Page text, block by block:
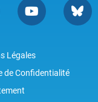
Légales
de Confidentialité